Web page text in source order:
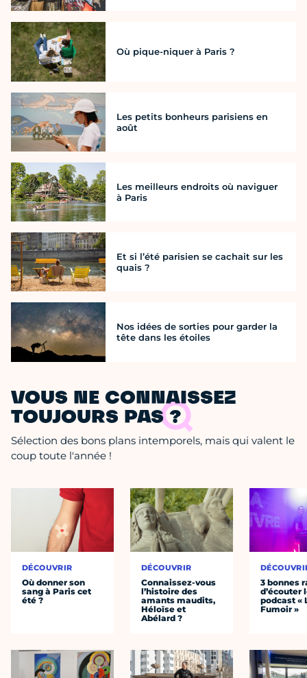
Où pique-niquer à Paris ?
Les petits bonheurs parisiens en
août
Les meilleurs endroits où naviguer
à Paris
Et si l’été parisien se cachait sur les
quais ?
Nos idées de sorties pour garder la
tête dans les étoiles
VOUS NE CONNAISSEZ
TOUJOURS PAS ?
Sélection des bons plans intemporels, mais qui valent le
coup toute l'année !
DÉCOUVRIR
Où donner son
sang à Paris cet
été ?
DÉCOUVRIR
Connaissez-vous
l’histoire des
amants maudits,
Héloïse et
Abélard ?
3 bonnes
d’écouter
podcast «
Fumoir »